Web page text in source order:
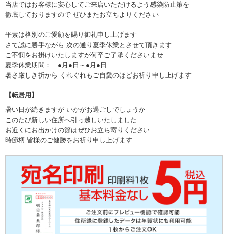
当店ではお客様に安心してご来店いただけるよう感染防止策を
徹底しておりますので ぜひまたお立ちよりください
平素は格別のご愛顧を賜り御礼申し上げます
さて誠に勝手ながら 次の通り夏季休業とさせて頂きます
ご不憫をお掛けいたしますが何卒ご了承くださいませ
夏季休業期間： ●月●日～●月●日
暑さ厳しき折から くれぐれもご自愛のほどお祈り申し上げます
【転居用】
暑い日が続きますが いかがお過ごしでしょうか
このたび新しい住所へ引っ越しいたしました
お近くにお出かけの節はぜひお立ち寄りください
時節柄 皆様のご健勝をお祈り申し上げます